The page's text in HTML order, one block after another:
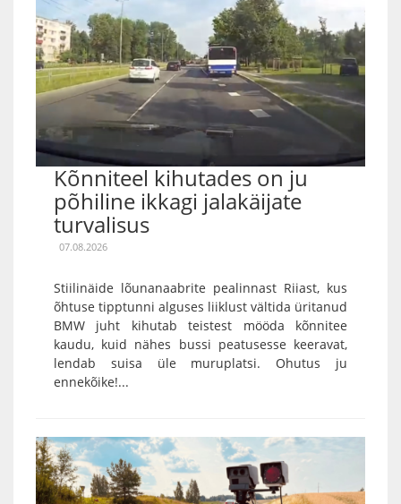
Kõnniteel kihutades on ju
põhiline ikkagi jalakäijate
turvalisus
07.08.2026
Stiilinäide lõunanaabrite pealinnast Riiast, kus
õhtuse tipptunni alguses liiklust vältida üritanud
BMW juht kihutab teistest mööda kõnnitee
kaudu, kuid nähes bussi peatusesse keeravat,
lendab suisa üle muruplatsi. Ohutus ju
ennekõike!...